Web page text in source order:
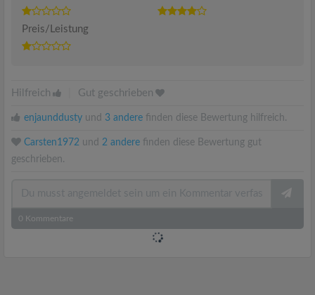
Preis/Leistung
Hilfreich Gut geschrieben
enjaunddusty und 3 andere finden diese Bewertung hilfreich.
Carsten1972 und 2 andere finden diese Bewertung gut
geschrieben.
0 Kommentare